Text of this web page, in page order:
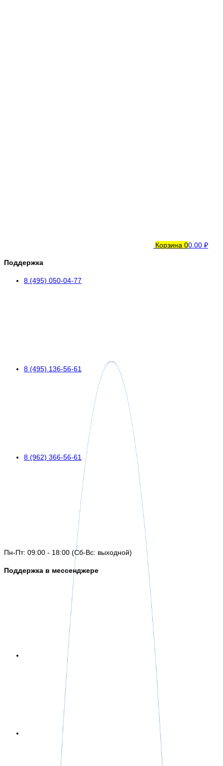
Корзина 00.00 ₽
Поддержка
8 (495) 050-04-77
8 (495) 136-56-61
8 (962) 366-56-61
Пн-Пт: 09:00 - 18:00 (Сб-Вс: выходной)
Поддержка в мессенджере